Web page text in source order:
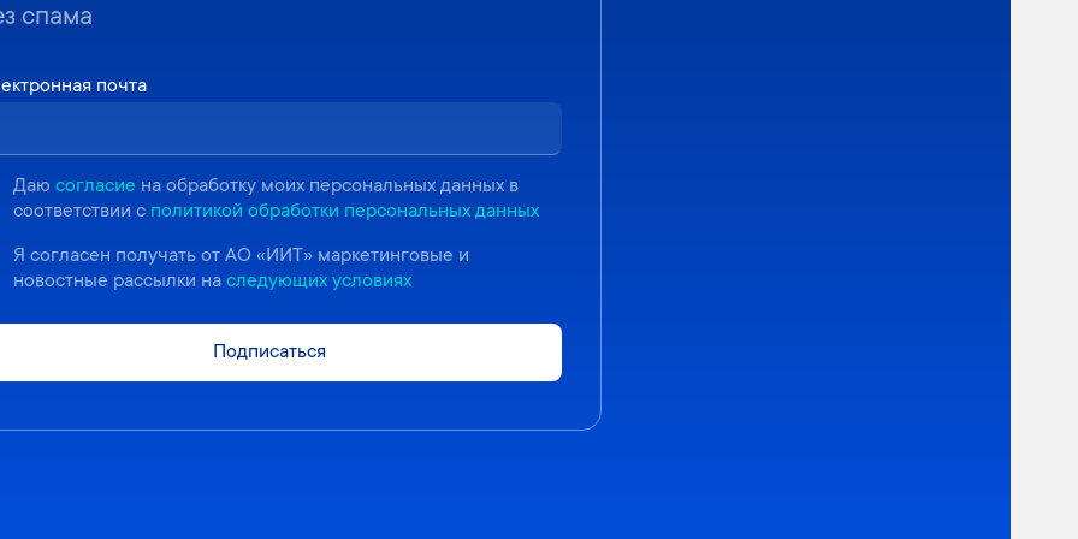
спама
почта
Даю согласие на обработку моих персональных данных в
соответствии с политикой обработки персональных данных
Я согласен получать от АО «ИИТ» маркетинговые и
новостные рассылки на следующих условиях
Подписаться